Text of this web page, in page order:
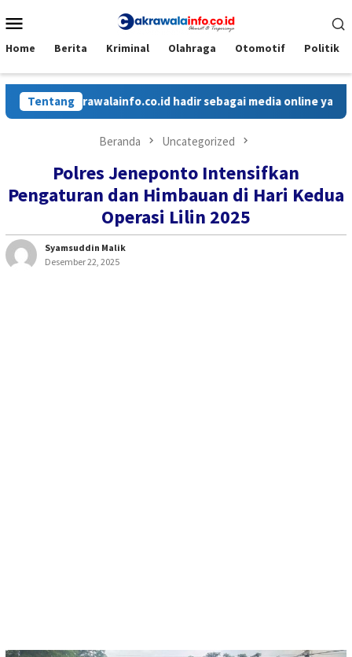
ke
Mobile
Home Berita Kriminal Olahraga Otomotif Politik
Tentang
Cakrawalainfo.co.id hadir sebagai media online yang
Beranda Uncategorized
Polres Jeneponto Intensifkan
Pengaturan dan Himbauan di Hari Kedua
Operasi Lilin 2025
Syamsuddin Malik
Desember 22, 2025